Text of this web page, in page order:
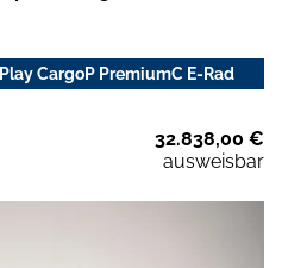
CargoP PremiumC E-Rad
32.838,00 €
ausweisbar